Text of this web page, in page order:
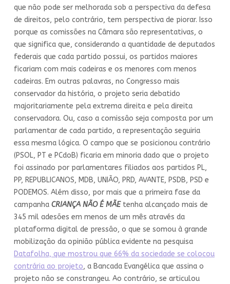
que não pode ser melhorada sob a perspectiva da defesa
de direitos, pelo contrário, tem perspectiva de piorar. Isso
porque as comissões na Câmara são representativas, o
que significa que, considerando a quantidade de deputados
federais que cada partido possui, os partidos maiores
ficariam com mais cadeiras e os menores com menos
cadeiras. Em outras palavras, no Congresso mais
conservador da história, o projeto seria debatido
majoritariamente pela extrema direita e pela direita
conservadora. Ou, caso a comissão seja composta por um
parlamentar de cada partido, a representação seguiria
essa mesma lógica. O campo que se posicionou contrário
(PSOL, PT e PCdoB) ficaria em minoria dado que o projeto
foi assinado por parlamentares filiados aos partidos PL,
PP, REPUBLICANOS, MDB, UNIÃO, PRD, AVANTE, PSDB, PSD e
PODEMOS. Além disso, por mais que a primeira fase da
campanha CRIANÇA NÃO É MÃEtenha alcançado mais de
345 mil adesões em menos de um mês através da
plataforma digital de pressão, o que se somou à grande
mobilização da opinião pública evidente na pesquisa
Datafolha, que mostrou que 66% da sociedade se colocou
contrária ao projeto, a Bancada Evangélica que assina o
projeto não se constrangeu. Ao contrário, se articulou